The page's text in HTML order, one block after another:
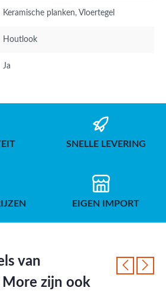
Keramische planken, Vloertegel
Houtlook
Ja
SNELLE LEVERING
EIGEN IMPORT
van
zijn ook